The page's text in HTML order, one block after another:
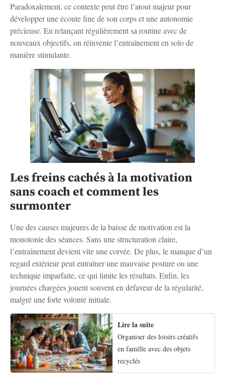
Paradoxalement, ce contexte peut être l’atout majeur pour
développer une écoute fine de son corps et une autonomie
précieuse. En relançant régulièrement sa routine avec de
nouveaux objectifs, on réinvente l’entraînement en solo de
manière stimulante.
Les freins cachés à la motivation
sans coach et comment les
surmonter
Une des causes majeures de la baisse de motivation est la
monotonie des séances. Sans une structuration claire,
l’entraînement devient vite une corvée. De plus, le manque d’un
regard extérieur peut entraîner une mauvaise posture ou une
technique imparfaite, ce qui limite les résultats. Enfin, les
journées chargées jouent souvent en défaveur de la régularité,
malgré une forte volonté initiale.
Lire la suite
Organiser des loisirs créatifs
en famille avec des objets
recyclés